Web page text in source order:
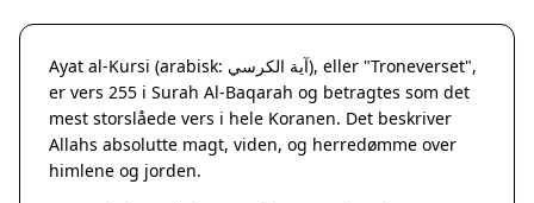
Ayat al-Kursi (arabisk: آية الكرسي), eller "Troneverset",
er vers 255 i Surah Al-Baqarah og betragtes som det
mest storslåede vers i hele Koranen. Det beskriver
Allahs absolutte magt, viden, og herredømme over
himlene og jorden.